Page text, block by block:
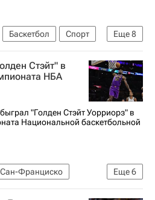
Еще8
Баскетбол
Спорт
Демин
НБА
Стэйт" в
НБА
"Голден Стэйт Уорриорз" в
Национальной баскетбольной
Еще6
Сан-Франциско
Лука Дончич